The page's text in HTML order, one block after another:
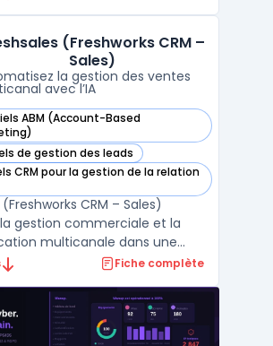
des prospects tout en
campagnes ...
(Freshworks CRM –
Sales)
la gestion des ventes
avec l’IA
ABM (Account-Based
(Freshworks CRM – Sales) dans cette
de gestion des leads
(Freshworks CRM – Sales) dans cette
CRM pour la gestion de la relation
(Freshworks CRM – Sales) dans cette
CRM – Sales)
gestion commerciale et la
multicanale dans une
pour les équipes de
depuis la génération du
jusqu’au suivi avancé
clients, s’ad ...
Fiche complète